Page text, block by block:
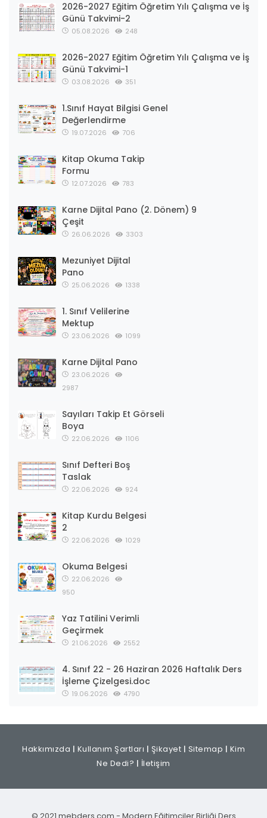
2026-2027 Eğitim Öğretim Yılı Çalışma ve İş
Günü Takvimi-2
05.08.2026 248
2026-2027 Eğitim Öğretim Yılı Çalışma ve İş
Günü Takvimi-1
03.08.2026 351
1.Sınıf Hayat Bilgisi Genel
Değerlendirme
19.07.2026 706
Kitap Okuma Takip
Formu
12.07.2026 783
Karne Dijital Pano (2. Dönem) 9
Çeşit
26.06.2026 3303
Mezuniyet Dijital
Pano
25.06.2026 1338
1. Sınıf Velilerine
Mektup
23.06.2026 1099
Karne Dijital Pano
23.06.2026
2987
Sayıları Takip Et Görseli
Boya
22.06.2026 1106
Sınıf Defteri Boş
Taslak
22.06.2026 924
Kitap Kurdu Belgesi
2
22.06.2026 1029
Okuma Belgesi
22.06.2026
950
Yaz Tatilini Verimli
Geçirmek
21.06.2026 2552
4. Sınıf 22 - 26 Haziran 2026 Haftalık Ders
İşleme Çizelgesi.doc
19.06.2026 4790
Hakkımızda | Kullanım Şartları | Şikayet | Sitemap | Kim
Ne Dedi? | İletişim